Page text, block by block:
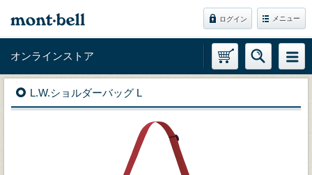
ログイン メニュー
オンラインストア
L.W.ショルダーバッグ L